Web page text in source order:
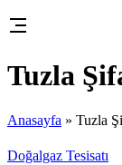
Tuzla
Anasayfa » Tuzla
Doğalgaz Tesisatı